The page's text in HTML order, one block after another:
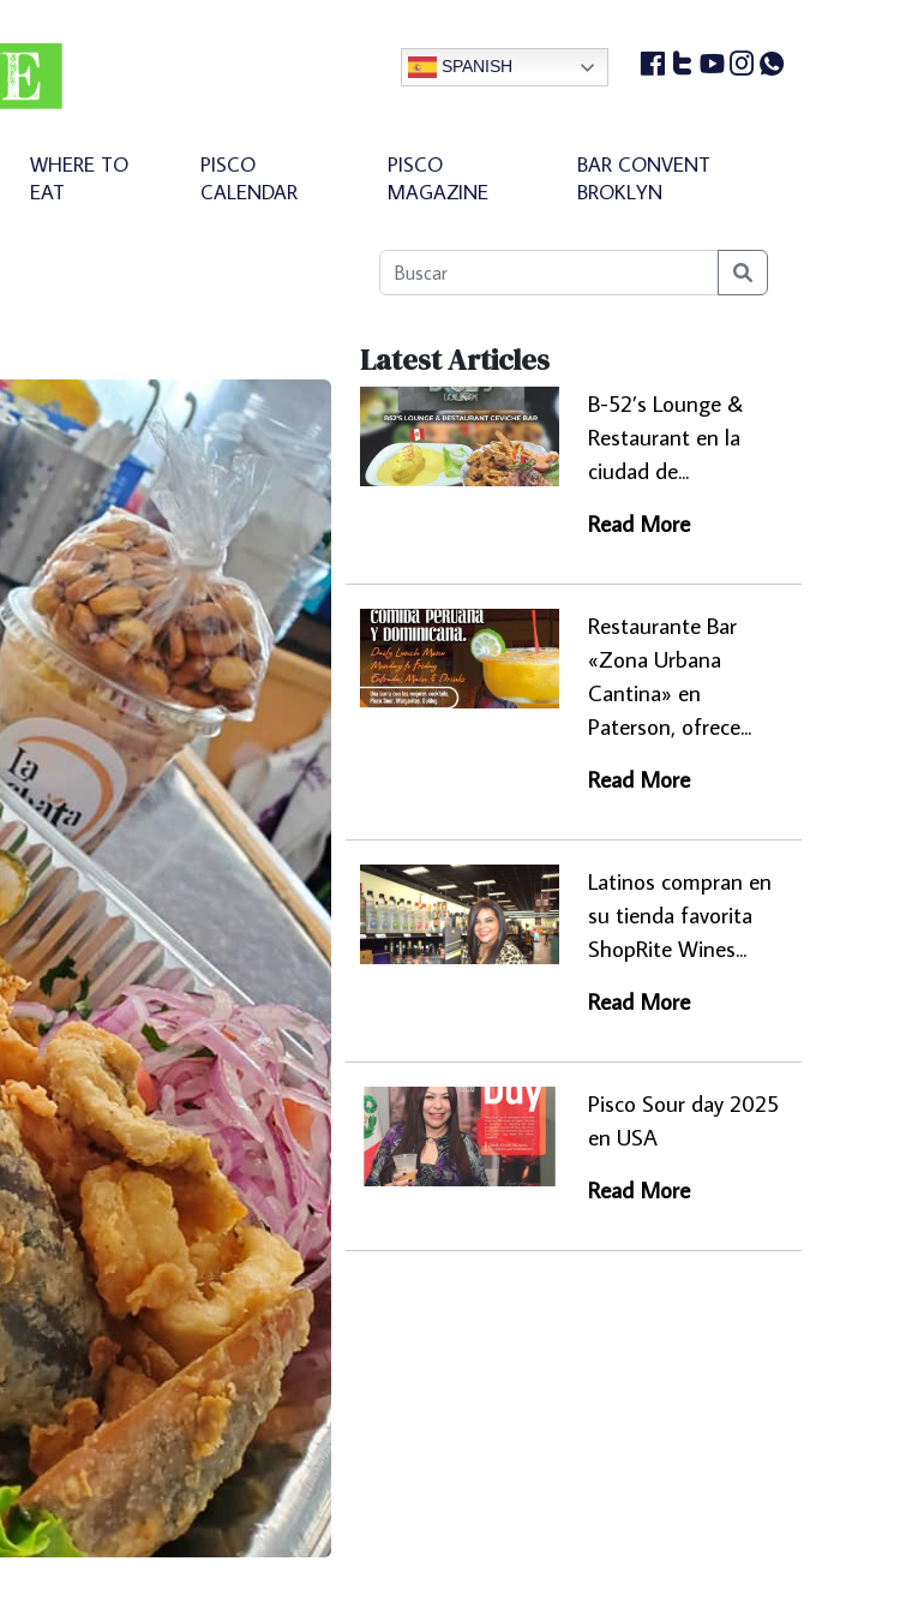
SPANISH
WHERE TO
EAT
PISCO
CALENDAR
PISCO
MAGAZINE
BAR CONVENT
BROKLYN
Latest Articles
B-52’s Lounge &
Restaurant en la
ciudad de...
Read More
Restaurante Bar
«Zona Urbana
Cantina» en
Paterson, ofrece...
Read More
Latinos compran en
su tienda favorita
ShopRite Wines...
Read More
Pisco Sour day 2025
en USA
Read More